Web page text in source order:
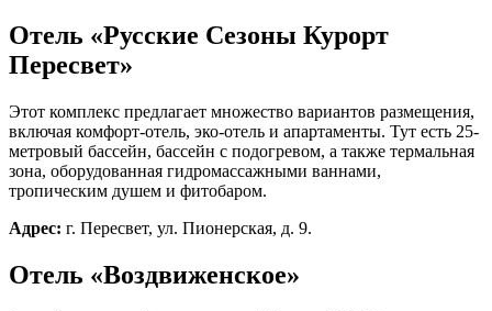
Отель «Русские Сезоны Курорт
Пересвет»
Этот комплекс предлагает множество вариантов размещения,
включая комфорт-отель, эко-отель и апартаменты. Тут есть 25-
метровый бассейн, бассейн с подогревом, а также термальная
зона, оборудованная гидромассажными ваннами,
тропическим душем и фитобаром.
Адрес: г. Пересвет, ул. Пионерская, д. 9.
Отель «Воздвиженское»